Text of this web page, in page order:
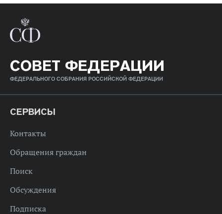
СОВЕТ ФЕДЕРАЦИИ
ФЕДЕРАЛЬНОГО СОБРАНИЯ РОССИЙСКОЙ ФЕДЕРАЦИИ
СЕРВИСЫ
Контакты
Обращения граждан
Поиск
Обсуждения
Подписка